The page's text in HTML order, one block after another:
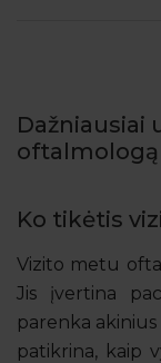
Dažniausiai
oftalmologą
Ko tikėtis
Vizito metu
Jis įvertina
parenka
patikrina, kaip